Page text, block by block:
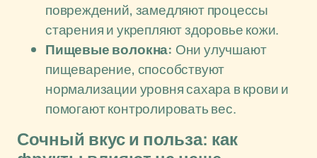
повреждений, замедляют процессы
старения и укрепляют здоровье кожи.
Пищевые волокна: Они улучшают
пищеварение, способствуют
нормализации уровня сахара в крови и
помогают контролировать вес.
Сочный вкус и польза: как